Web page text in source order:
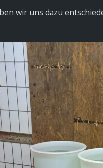
wir uns dazu